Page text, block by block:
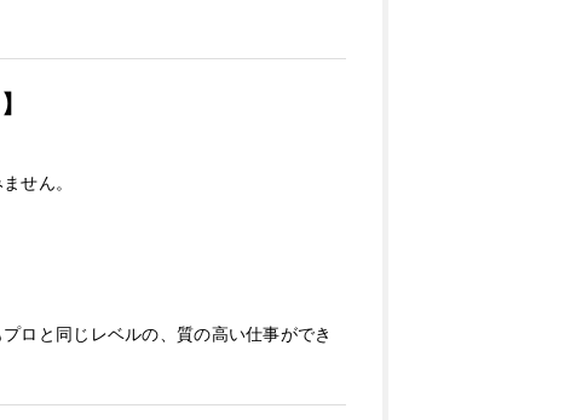
せん。
ロと同じレベルの、質の高い仕事ができ